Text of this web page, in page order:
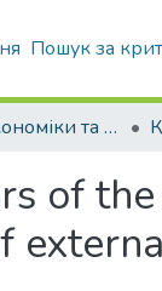
Пошук за
Факультет Економіки та бізнесу
of